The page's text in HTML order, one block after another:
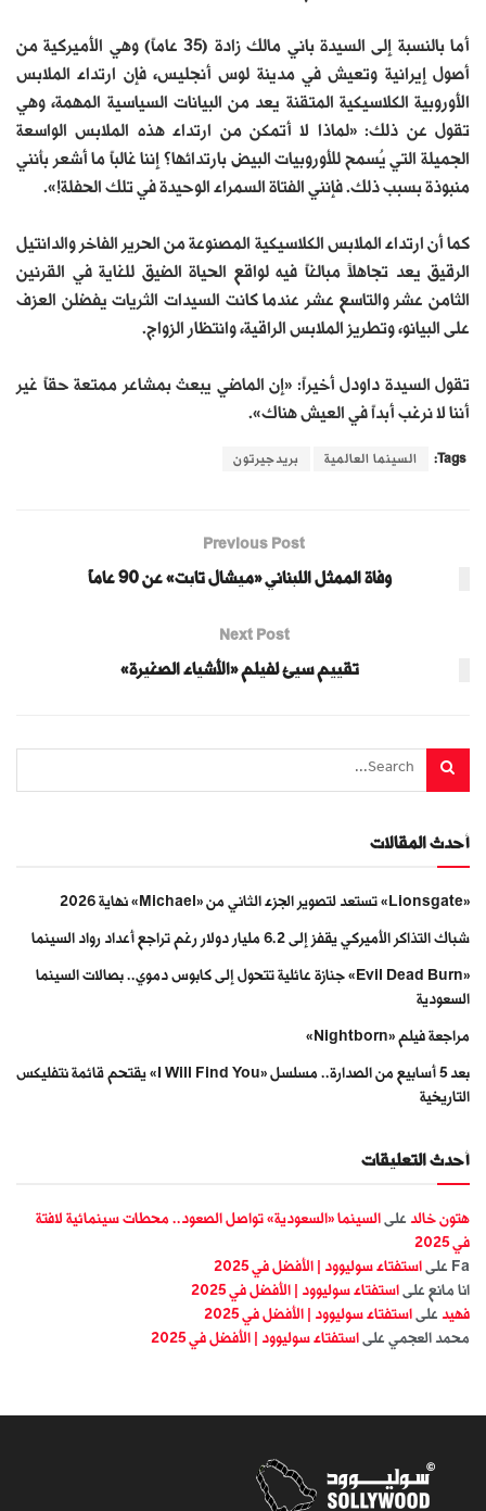
أما بالنسبة إلى السيدة باني مالك زادة (35 عاماً) وهي الأميركية من
أصول إيرانية وتعيش في مدينة لوس أنجليس، فإن ارتداء الملابس
الأوروبية الكلاسيكية المتقنة يعد من البيانات السياسية المهمة، وهي
تقول عن ذلك: «لماذا لا أتمكن من ارتداء هذه الملابس الواسعة
الجميلة التي يُسمح للأوروبيات البيض بارتدائها؟ إننا غالباً ما أشعر بأنني
منبوذة بسبب ذلك. فإنني الفتاة السمراء الوحيدة في تلك الحفلة!».
كما أن ارتداء الملابس الكلاسيكية المصنوعة من الحرير الفاخر والدانتيل
الرقيق يعد تجاهلاً مبالغاً فيه لواقع الحياة الضيق للغاية في القرنين
الثامن عشر والتاسع عشر عندما كانت السيدات الثريات يفضلن العزف
على البيانو، وتطريز الملابس الراقية، وانتظار الزواج.
تقول السيدة داودل أخيراً: «إن الماضي يبعث بمشاعر ممتعة حقاً غير
أننا لا نرغب أبداً في العيش هناك».
Tags: السينما العالمية بريدجيرتون
Previous Post
وفاة الممثل اللبناني «ميشال تابت» عن 90 عاماً
Next Post
تقييم سيئ لفيلم «الأشياء الصغيرة»
أحدث المقالات
«Lionsgate» تستعد لتصوير الجزء الثاني من «Michael» نهاية 2026
شباك التذاكر الأميركي يقفز إلى 6.2 مليار دولار رغم تراجع أعداد رواد السينما
«Evil Dead Burn» جنازة عائلية تتحول إلى كابوس دموي.. بصالات السينما
السعودية
مراجعة فيلم «Nightborn»
بعد 5 أسابيع من الصدارة.. مسلسل «I Will Find You» يقتحم قائمة نتفليكس
التاريخية
أحدث التعليقات
هتون خالد على السينما «السعودية» تواصل الصعود.. محطات سينمائية لافتة
في 2025
Fa على استفتاء سوليوود | الأفضل في 2025
انا مانع على استفتاء سوليوود | الأفضل في 2025
فهيد على استفتاء سوليوود | الأفضل في 2025
محمد العجمي على استفتاء سوليوود | الأفضل في 2025